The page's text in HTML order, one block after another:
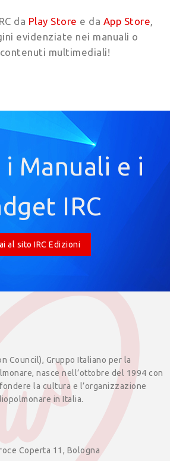
da Play Store e da App Store,
evidenziate nei manuali o
multimediali!
i Manuali e i
IRC
al sito IRC Edizioni
Council), Gruppo Italiano per la
nasce nell’ottobre del 1994 con
la cultura e l’organizzazione
in Italia.
Coperta 11, Bologna